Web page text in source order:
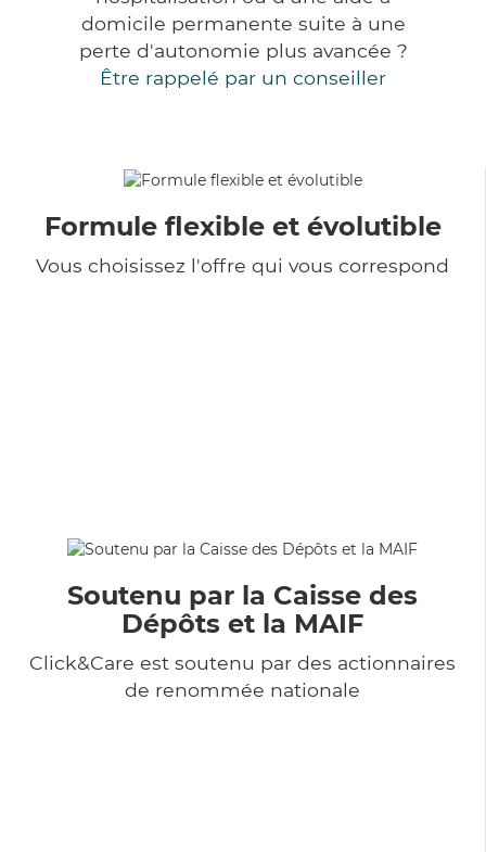
domicile permanente suite à une
perte d'autonomie plus avancée ?
Être rappelé par un conseiller
Formule flexible et évolutible
Vous choisissez l'offre qui vous correspond
Soutenu par la Caisse des
Dépôts et la MAIF
Click&Care est soutenu par des actionnaires
de renommée nationale